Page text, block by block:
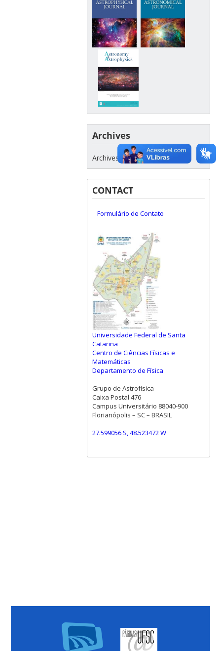
Archives
Archives
CONTACT
Formulário de Contato
Universidade Federal de Santa
Catarina
Centro de Ciências Físicas e
Matemáticas
Departamento de Física
Grupo de Astrofísica
Caixa Postal 476
Campus Universitário 88040-900
Florianópolis – SC – BRASIL
27.599056 S, 48.523472 W